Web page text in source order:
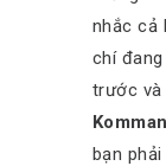
nhắc cả
chí
trước
bạn